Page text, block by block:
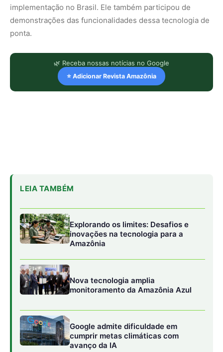
implementação no Brasil. Ele também participou de
demonstrações das funcionalidades dessa tecnologia de
ponta.
🌿 Receba nossas notícias no Google
⭐ Adicionar Revista Amazônia
LEIA TAMBÉM
Explorando os limites: Desafios e
inovações na tecnologia para a
Amazônia
Nova tecnologia amplia
monitoramento da Amazônia Azul
Google admite dificuldade em
cumprir metas climáticas com
avanço da IA